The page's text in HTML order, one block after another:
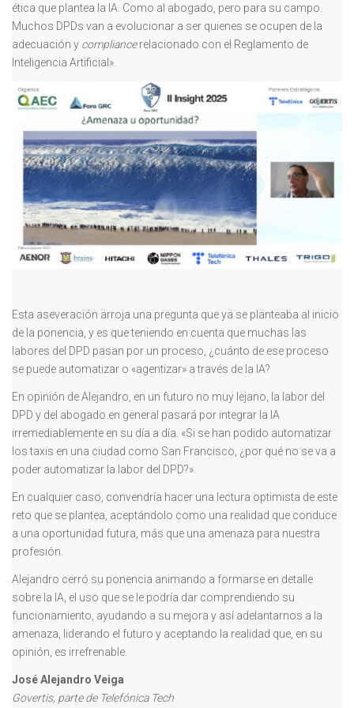
ética que plantea la IA. Como al abogado, pero para su campo.
Muchos DPDs van a evolucionar a ser quienes se ocupen de la
adecuación y compliancerelacionado con el Reglamento de
Inteligencia Artificial».
Esta aseveración arroja una pregunta que ya se planteaba al inicio
de la ponencia, y es que teniendo en cuenta que muchas las
labores del DPD pasan por un proceso, ¿cuánto de ese proceso
se puede automatizar o «agentizar» a través de la IA?
En opinión de Alejandro, en un futuro no muy lejano, la labor del
DPD y del abogado en general pasará por integrar la IA
irremediablemente en su día a día. «Si se han podido automatizar
los taxis en una ciudad como San Francisco, ¿por qué no se va a
poder automatizar la labor del DPD?».
En cualquier caso, convendría hacer una lectura optimista de este
reto que se plantea, aceptándolo como una realidad que conduce
a una oportunidad futura, más que una amenaza para nuestra
profesión.
Alejandro cerró su ponencia animando a formarse en detalle
sobre la IA, el uso que se le podría dar comprendiendo su
funcionamiento, ayudando a su mejora y así adelantarnos a la
amenaza, liderando el futuro y aceptando la realidad que, en su
opinión, es irrefrenable.
José Alejandro Veiga
Govertis, parte de Telefónica Tech